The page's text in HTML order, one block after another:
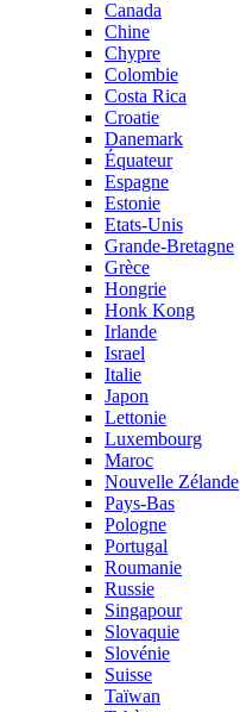
Canada
Chine
Chypre
Colombie
Costa Rica
Croatie
Danemark
Équateur
Espagne
Estonie
Etats-Unis
Grande-Bretagne
Grèce
Hongrie
Honk Kong
Irlande
Israel
Italie
Japon
Lettonie
Luxembourg
Maroc
Nouvelle Zélande
Pays-Bas
Pologne
Portugal
Roumanie
Russie
Singapour
Slovaquie
Slovénie
Suisse
Taïwan